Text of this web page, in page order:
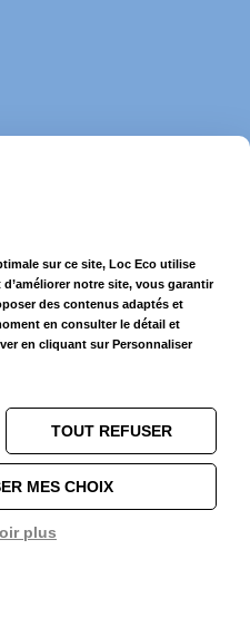
sur ce site, Loc Eco utilise
notre site, vous garantir
des contenus adaptés et
en consulter le détail et
en cliquant sur Personnaliser
TOUT REFUSER
MES CHOIX
plus